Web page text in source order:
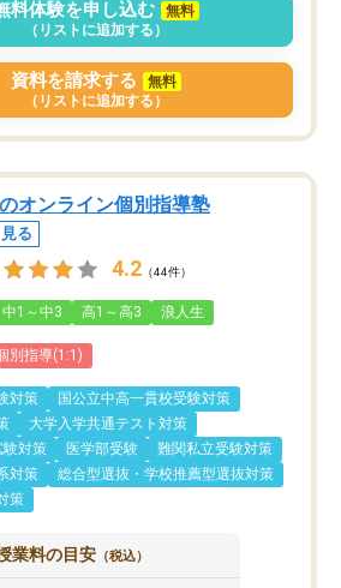
料体験を申し込む
無料
（リストに追加する）
資料を請求する
無料
（リストに追加する）
のオンライン個別指導塾
る
4.2 （44件）
中1～中3 高1～高3 浪人生
別指導(1:1)
対策
国公立中高一貫校受験対策
大学入学共通テスト対策
験対策
医学部受験
難関私立受験対策
対策
総合型選抜・学校推薦型選抜対策
策
業料の目安 （税込）